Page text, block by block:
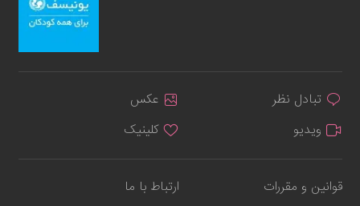
تبادل نظر
عکس
ویدیو
کلینیک
قوانین و مقررات ارتباط با ما